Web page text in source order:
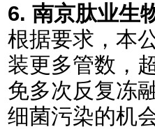
6.南京肽业生
根据要求，本
装更多管数，
免多次反复冻
细菌污染的机